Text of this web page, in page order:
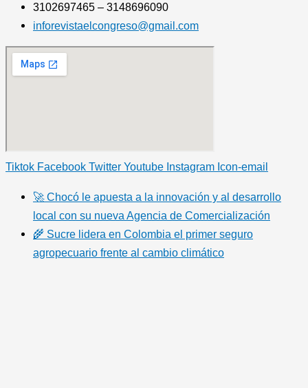
3102697465 – 3148696090
inforevistaelcongreso@gmail.com
Tiktok Facebook Twitter Youtube Instagram Icon-email
🚀 Chocó le apuesta a la innovación y al desarrollo
local con su nueva Agencia de Comercialización
🌾 Sucre lidera en Colombia el primer seguro
agropecuario frente al cambio climático